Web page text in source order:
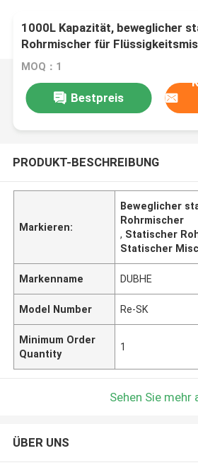
1000L Kapazität, beweglicher
Rohrmischer für
MOQ：1
Bestpreis
PRODUKT-BESCHREIBUNG
Markieren:
Beweglicher
Rohrmischer
, Statischer
Statischer
Markenname DUBHE
Model Number Re-SK
Minimum Order
Quantity
1
Sehen Sie mehr
ÜBER UNS